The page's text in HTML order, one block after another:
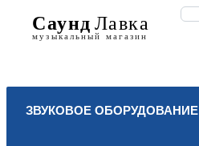
ЗВУКОВОЕ ОБОРУДОВАНИЕ